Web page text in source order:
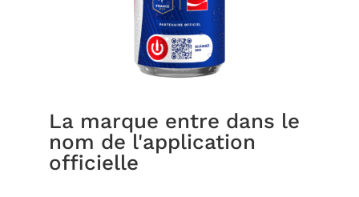
La marque entre dans le
nom de l'application
officielle